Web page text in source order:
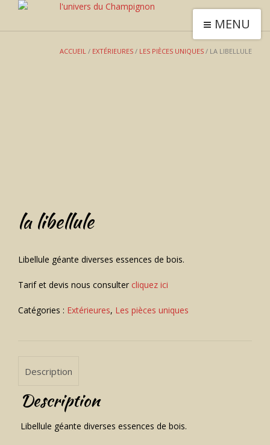
MENU
ACCUEIL / EXTÉRIEURES / LES PIÈCES UNIQUES / LA LIBELLULE
la libellule
Libellule géante diverses essences de bois.
Tarif et devis nous consulter cliquez ici
Catégories : Extérieures, Les pièces uniques
Description
Description
Libellule géante diverses essences de bois.